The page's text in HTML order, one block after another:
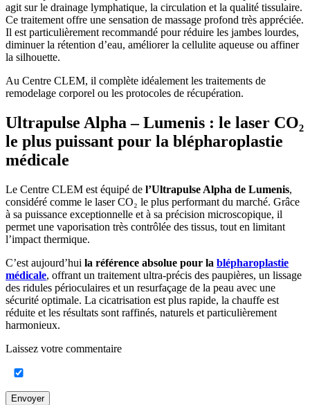
agit sur le drainage lymphatique, la circulation et la qualité tissulaire.
Ce traitement offre une sensation de massage profond très appréciée.
Il est particulièrement recommandé pour réduire les jambes lourdes,
diminuer la rétention d’eau, améliorer la cellulite aqueuse ou affiner
la silhouette.
Au Centre CLEM, il complète idéalement les traitements de
remodelage corporel ou les protocoles de récupération.
Ultrapulse Alpha – Lumenis : le laser CO₂
le plus puissant pour la blépharoplastie
médicale
Le Centre CLEM est équipé de l’Ultrapulse Alpha de Lumenis,
considéré comme le laser CO₂ le plus performant du marché. Grâce
à sa puissance exceptionnelle et à sa précision microscopique, il
permet une vaporisation très contrôlée des tissus, tout en limitant
l’impact thermique.
C’est aujourd’hui la référence absolue pour la blépharoplastie
médicale, offrant un traitement ultra-précis des paupières, un lissage
des ridules périoculaires et un resurfaçage de la peau avec une
sécurité optimale. La cicatrisation est plus rapide, la chauffe est
réduite et les résultats sont raffinés, naturels et particulièrement
harmonieux.
Laissez votre commentaire
Envoyer